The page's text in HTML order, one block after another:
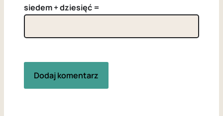
siedem + dziesięć =